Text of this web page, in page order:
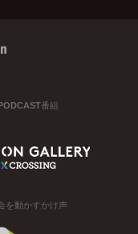
番組
を動かすかけ声